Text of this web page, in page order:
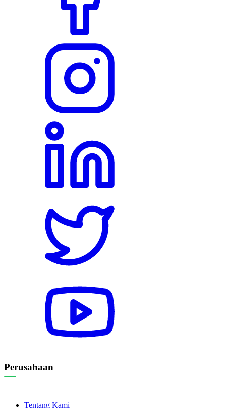
Perusahaan
Tentang Kami